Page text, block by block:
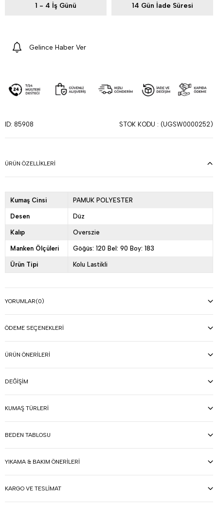
1 - 4 İş Günü
14 Gün İade Süresi
Gelince Haber Ver
ID: 85908 STOK KODU (UGSW0000252)
ÜRÜN ÖZELLIKLERI
Kumaş Cinsi PAMUK POLYESTER
Desen Düz
Kalıp Overszie
Manken Ölçüleri Göğüs: 120 Bel: 90 Boy: 183
Ürün Tipi Kolu Lastikli
YORUMLAR(0)
ÖDEME SEÇENEKLERI
ÜRÜN ÖNERILERI
DEĞIŞIM
KUMAŞ TÜRLERI
BEDEN TABLOSU
YIKAMA & BAKIM ÖNERILERI
KARGO VE TESLIMAT